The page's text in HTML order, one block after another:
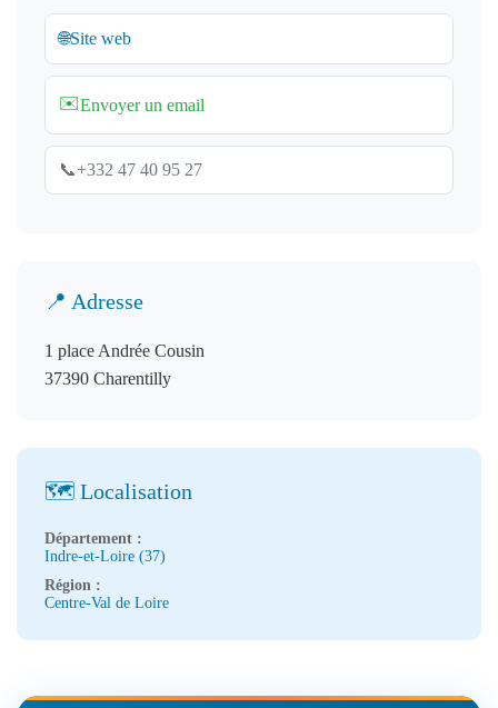
🌐Site web
✉️Envoyer un email
📞+332 47 40 95 27
📍 Adresse
1 place Andrée Cousin
37390 Charentilly
🗺️ Localisation
Département :
Indre-et-Loire (37)
Région :
Centre-Val de Loire